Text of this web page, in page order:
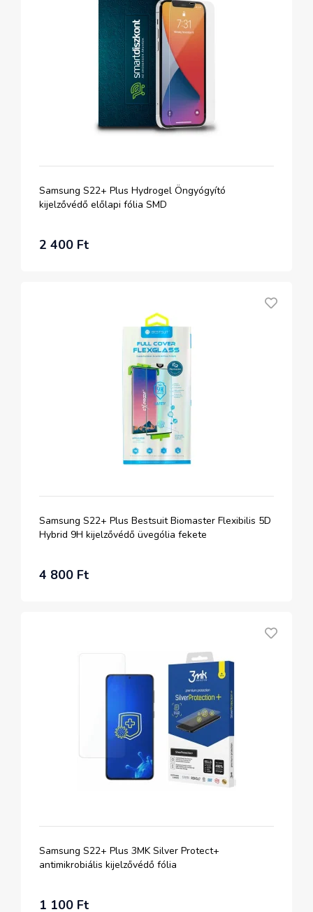
Samsung S22+ Plus Hydrogel Öngyógyító
kijelzővédő előlapi fólia SMD
2 400 Ft
Samsung S22+ Plus Bestsuit Biomaster Flexibilis 5D
Hybrid 9H kijelzővédő üvególia fekete
4 800 Ft
Samsung S22+ Plus 3MK Silver Protect+
antimikrobiális kijelzővédő fólia
1 100 Ft